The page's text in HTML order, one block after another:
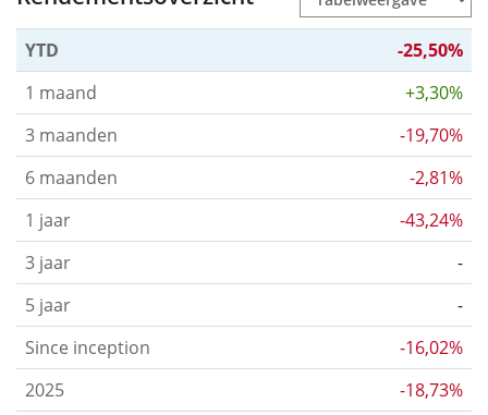
YTD
-25,50%
1 maand
+3,30%
3 maanden
-19,70%
6 maanden
-2,81%
1 jaar
-43,24%
3 jaar
-
5 jaar
-
Since inception
-16,02%
2025
-18,73%